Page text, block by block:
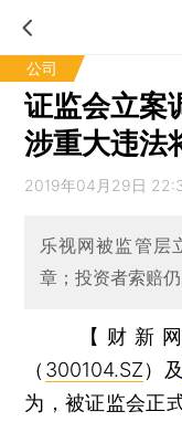
公司
证监会立案
涉重大违法
2019年04月29日
乐视网被监管层
章；投资者索赔
【财新
（ 300104.SZ）
为，被证监会正